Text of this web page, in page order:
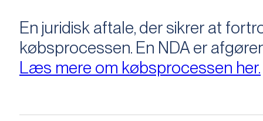
En juridisk aftale, der sikrer at
købsprocessen​​. En NDA er
Læs mere om købsprocessen her.